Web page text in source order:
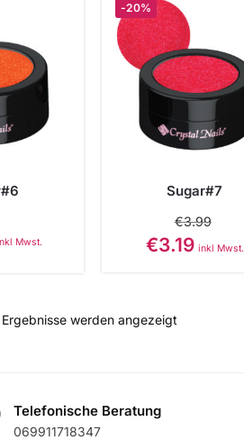
Mwst.
-20%
Sugar#7
€3.99
€3.19 inkl Mwst.
werden angezeigt
Telefonische Beratung
069911718347